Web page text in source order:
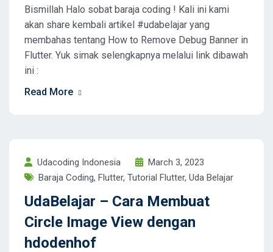
Bismillah Halo sobat baraja coding ! Kali ini kami
akan share kembali artikel #udabelajar yang
membahas tentang How to Remove Debug Banner in
Flutter. Yuk simak selengkapnya melalui link dibawah
ini :
Read More
Udacoding Indonesia
March 3, 2023
Baraja Coding, Flutter, Tutorial Flutter, Uda Belajar
UdaBelajar – Cara Membuat
Circle Image View dengan
hdodenhof